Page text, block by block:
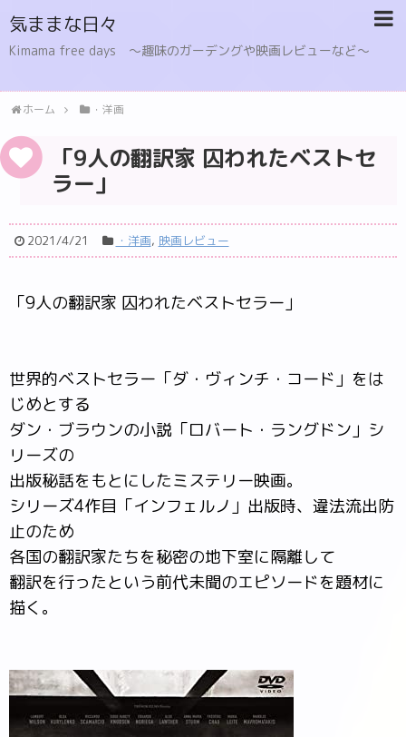
気ままな日々
Kimama free days 〜趣味のガーデングや映画レビューなど〜
ホーム ・洋画
「9人の翻訳家 囚われたベストセ
ラー」
2021/4/21 ・洋画, 映画レビュー
「9人の翻訳家 囚われたベストセラー」
世界的ベストセラー「ダ・ヴィンチ・コード」をは
じめとする
ダン・ブラウンの小説「ロバート・ラングドン」シ
リーズの
出版秘話をもとにしたミステリー映画。
シリーズ4作目「インフェルノ」出版時、違法流出防
止のため
各国の翻訳家たちを秘密の地下室に隔離して
翻訳を行ったという前代未聞のエピソードを題材に
描く。